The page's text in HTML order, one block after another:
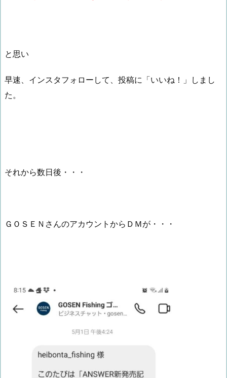
と思い
早速、インスタフォローして、投稿に「いいね！」しまし
た。
それから数日後・・・
ＧＯＳＥＮさんのアカウントからＤＭが・・・